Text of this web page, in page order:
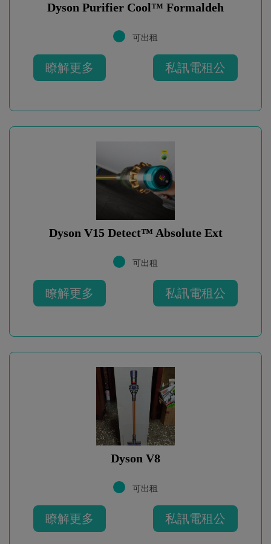
Dyson Purifier Cool™ Formaldeh
可出租
瞭解更多 私訊電租公
Dyson V15 Detect™ Absolute Ext
可出租
瞭解更多 私訊電租公
Dyson V8
可出租
瞭解更多 私訊電租公